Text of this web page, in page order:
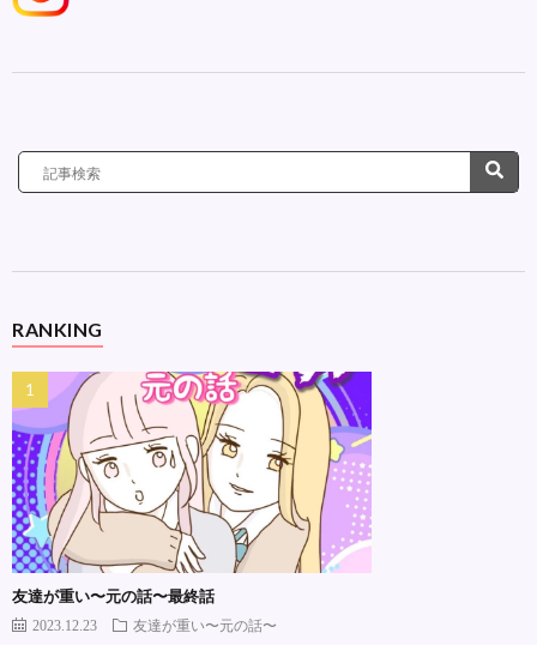
RANKING
友達が重い〜元の話〜最終話
2023.12.23 友達が重い〜元の話〜